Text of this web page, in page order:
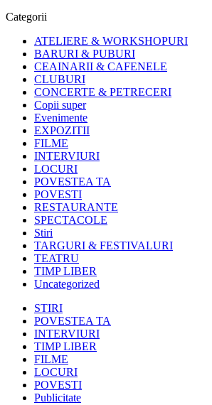
Categorii
ATELIERE & WORKSHOPURI
BARURI & PUBURI
CEAINARII & CAFENELE
CLUBURI
CONCERTE & PETRECERI
Copii super
Evenimente
EXPOZITII
FILME
INTERVIURI
LOCURI
POVESTEA TA
POVESTI
RESTAURANTE
SPECTACOLE
Stiri
TARGURI & FESTIVALURI
TEATRU
TIMP LIBER
Uncategorized
STIRI
POVESTEA TA
INTERVIURI
TIMP LIBER
FILME
LOCURI
POVESTI
Publicitate